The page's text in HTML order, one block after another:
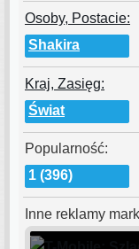
Osoby, Postacie:
Shakira
Kraj, Zasięg:
Świat
Popularność:
1 (396)
Inne reklamy